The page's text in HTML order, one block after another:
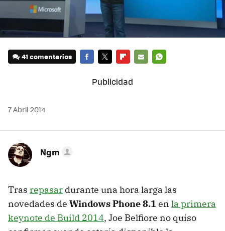
41 comentarios
7 Abril 2014
Ngm
Tras repasar durante una hora larga las
novedades de Windows Phone 8.1 en la primera
keynote de Build 2014, Joe Belfiore no quiso